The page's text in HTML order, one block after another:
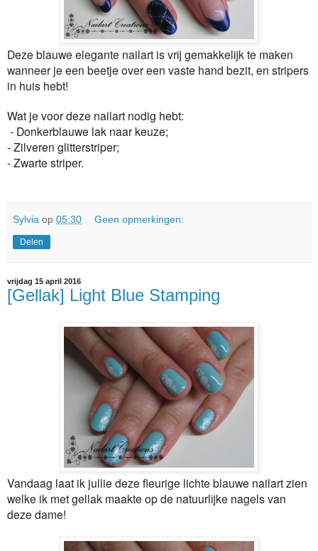
Deze blauwe elegante nailart is vrij gemakkelijk te maken
wanneer je een beetje over een vaste hand bezit, en stripers
in huis hebt!
Wat je voor deze nailart nodig hebt:
- Donkerblauwe lak naar keuze;
- Zilveren glitterstriper;
- Zwarte striper.
Sylvia op 05:30 Geen opmerkingen:
Delen
vrijdag 15 april 2016
[Gellak] Light Blue Stamping
Vandaag laat ik jullie deze fleurige lichte blauwe nailart zien
welke ik met gellak maakte op de natuurlijke nagels van
deze dame!